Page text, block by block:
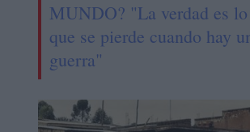
MUNDO? "La verdad es
que se pierde cuando hay
guerra"